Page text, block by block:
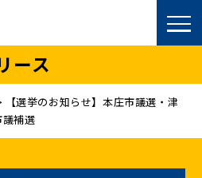
ース
【選挙のお知らせ】本庄市議選・津
議補選